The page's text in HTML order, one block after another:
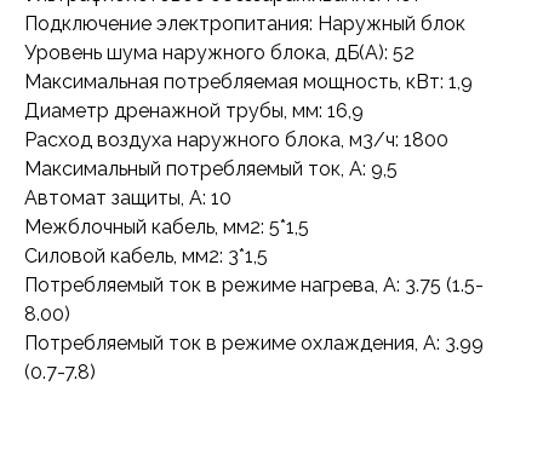
Подключение электропитания: Наружный блок
Уровень шума наружного блока, дБ(А): 52
Максимальная потребляемая мощность, кВт: 1,9
Диаметр дренажной трубы, мм: 16,9
Расход воздуха наружного блока, м3/ч: 1800
Максимальный потребляемый ток, А: 9,5
Автомат защиты, А: 10
Межблочный кабель, мм2: 5*1,5
Силовой кабель, мм2: 3*1,5
Потребляемый ток в режиме нагрева, А: 3.75 (1.5-
8.00)
Потребляемый ток в режиме охлаждения, А: 3.99
(0.7-7.8)